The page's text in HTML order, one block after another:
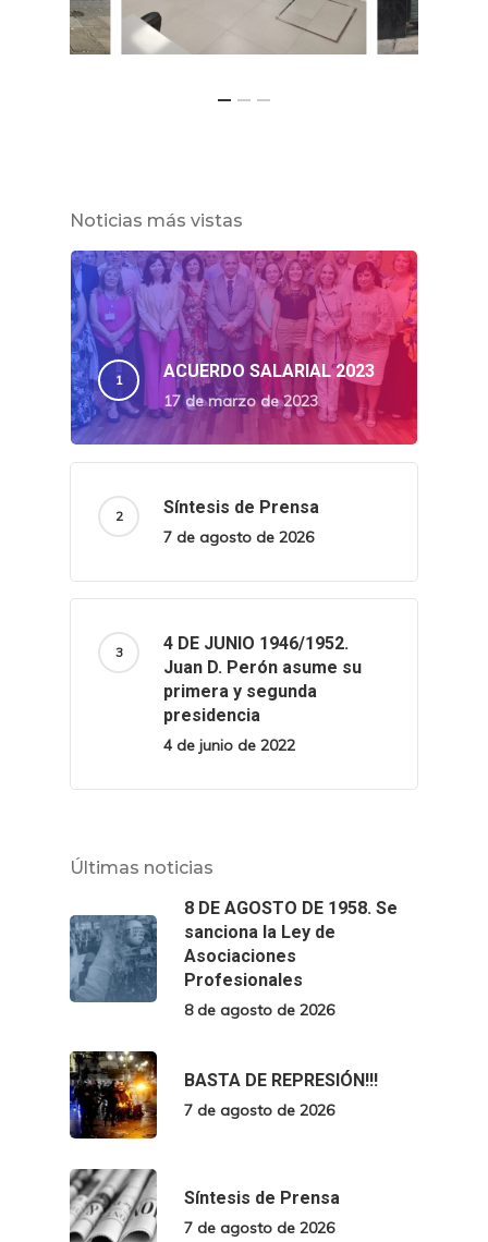
Noticias más vistas
ACUERDO SALARIAL 2023
17 de marzo de 2023
Síntesis de Prensa
7 de agosto de 2026
4 DE JUNIO 1946/1952.
Juan D. Perón asume su
primera y segunda
presidencia
4 de junio de 2022
Últimas noticias
8 DE AGOSTO DE 1958. Se
sanciona la Ley de
Asociaciones
Profesionales
8 de agosto de 2026
BASTA DE REPRESIÓN!!!
7 de agosto de 2026
Síntesis de Prensa
7 de agosto de 2026